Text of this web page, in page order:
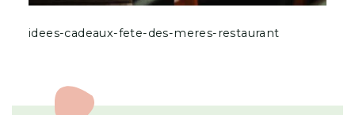
idees-cadeaux-fete-des-meres-restaurant